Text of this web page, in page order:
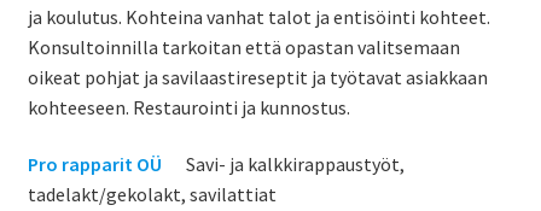
ja koulutus. Kohteina vanhat talot ja entisöinti kohteet.
Konsultoinnilla tarkoitan että opastan valitsemaan
oikeat pohjat ja savilaastireseptit ja työtavat asiakkaan
kohteeseen. Restaurointi ja kunnostus.
Pro rapparit OÜ
Savi- ja kalkkirappaustyöt,
tadelakt/gekolakt, savilattiat